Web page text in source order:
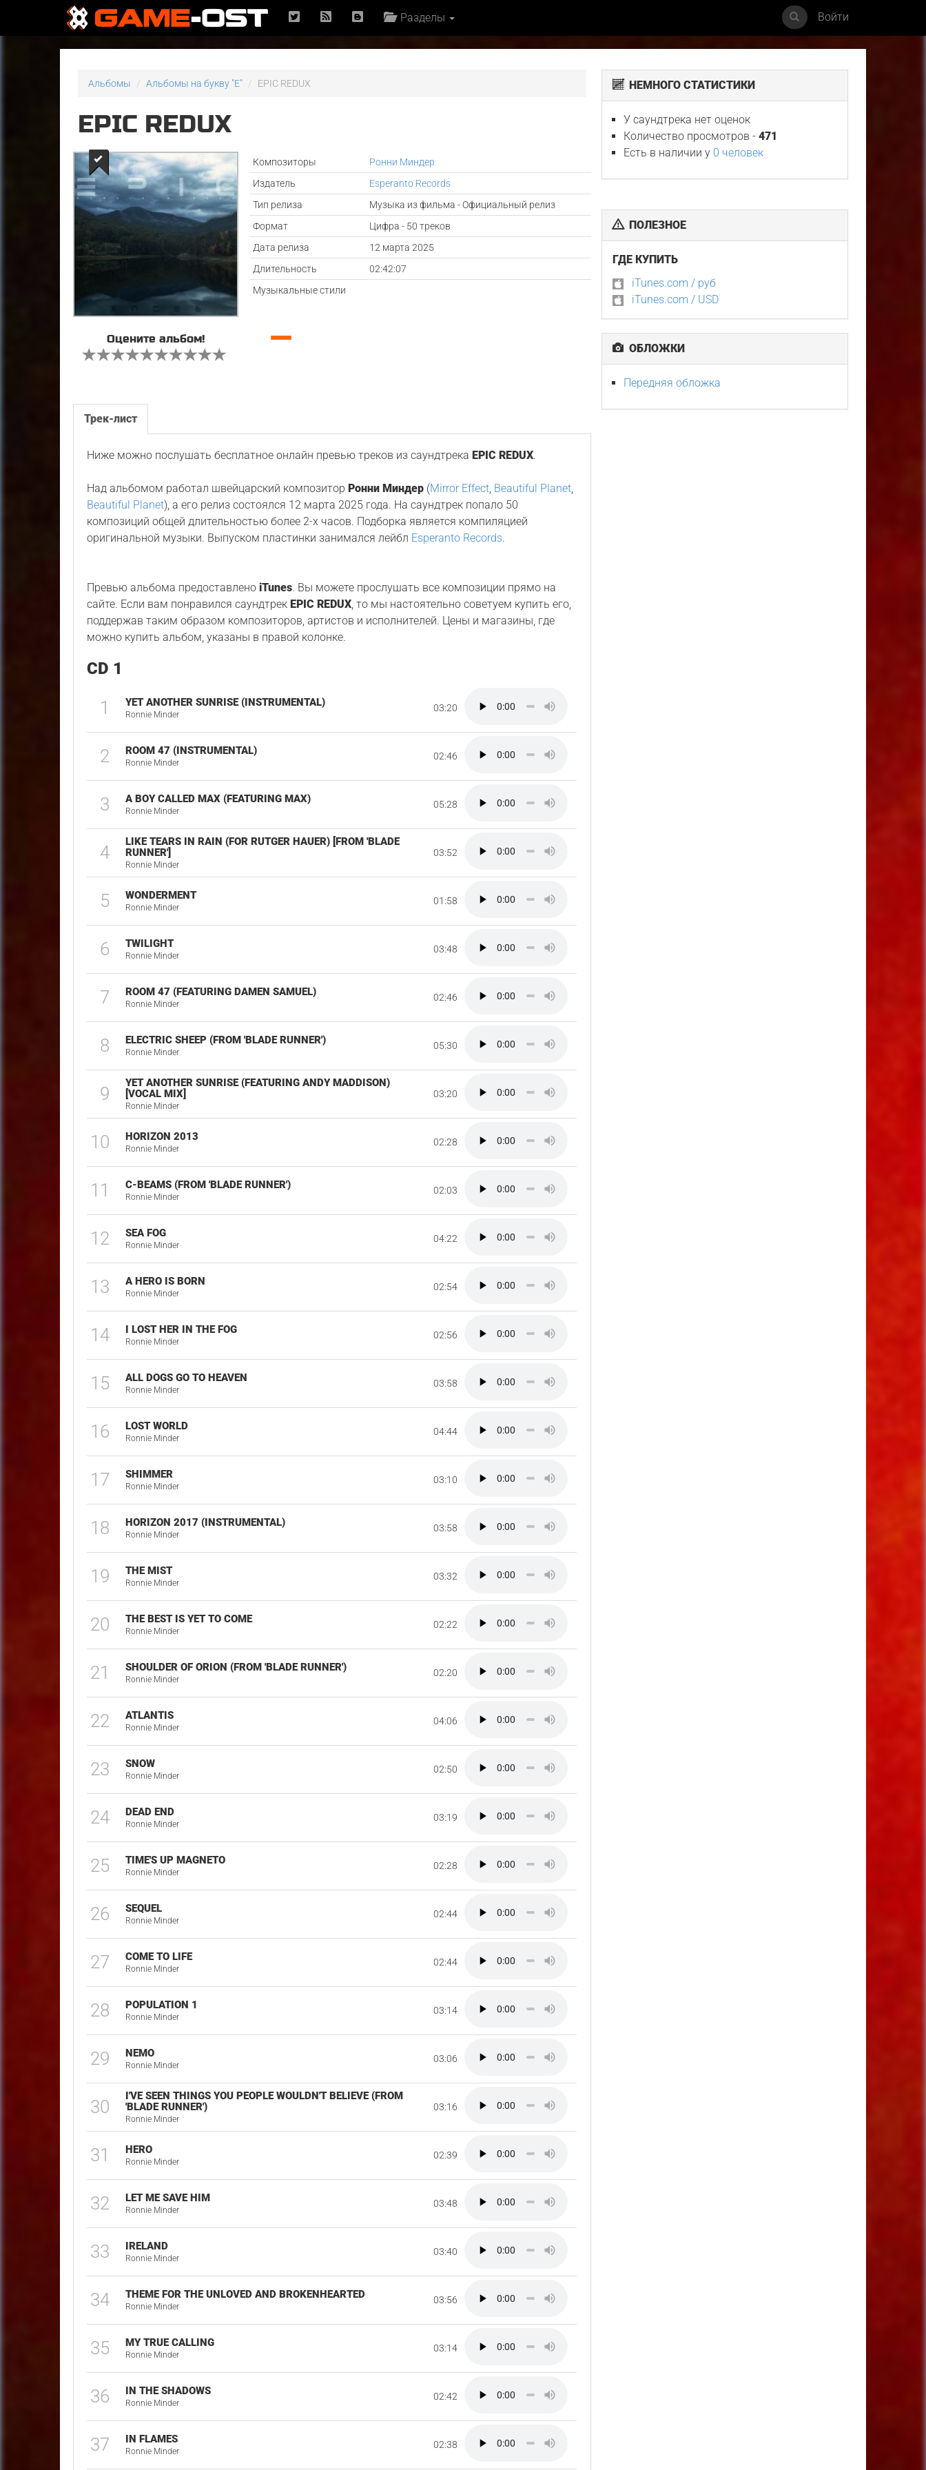
Разделы Войти
Альбомы Альбомы на букву "E" EPIC REDUX
EPIC REDUX
Композиторы
Ронни Миндер
Издатель
Esperanto Records
Тип релиза
Музыка из фильма - Официальный релиз
Формат
Цифра - 50 треков
Дата релиза
12 марта 2025
Длительность
02:42:07
Музыкальные стили
Оцените альбом! —
Трек-лист
Ниже можно послушать бесплатное онлайн превью треков из саундтрека EPIC REDUX.
Над альбомом работал швейцарский композитор Ронни Миндер (Mirror Effect, Beautiful Planet,
Beautiful Planet), а его релиз состоялся 12 марта 2025 года. На саундтрек попало 50
композиций общей длительностью более 2-х часов. Подборка является компиляцией
оригинальной музыки. Выпуском пластинки занимался лейбл Esperanto Records.
Превью альбома предоставленоiTunes. Вы можете прослушать все композиции прямо на
сайте. Если вам понравился саундтрек EPIC REDUX, то мы настоятельно советуем купить его,
поддержав таким образом композиторов, артистов и исполнителей. Цены и магазины, где
можно купить альбом, указаны в правой колонке.
CD 1
1 YET ANOTHER SUNRISE (INSTRUMENTAL)
Ronnie Minder
03:20
2 ROOM 47 (INSTRUMENTAL)
Ronnie Minder
02:46
3 A BOY CALLED MAX (FEATURING MAX)
Ronnie Minder
05:28
4
LIKE TEARS IN RAIN (FOR RUTGER HAUER) [FROM 'BLADE
RUNNER']
Ronnie Minder
03:52
5 WONDERMENT
Ronnie Minder
01:58
6 TWILIGHT
Ronnie Minder
03:48
7 ROOM 47 (FEATURING DAMEN SAMUEL)
Ronnie Minder
02:46
8 ELECTRIC SHEEP (FROM 'BLADE RUNNER')
Ronnie Minder
05:30
9
YET ANOTHER SUNRISE (FEATURING ANDY MADDISON)
[VOCAL MIX]
Ronnie Minder
03:20
10 HORIZON 2013
Ronnie Minder
02:28
11 C-BEAMS (FROM 'BLADE RUNNER')
Ronnie Minder
02:03
12 SEA FOG
Ronnie Minder
04:22
13 A HERO IS BORN
Ronnie Minder
02:54
14 I LOST HER IN THE FOG
Ronnie Minder
02:56
15 ALL DOGS GO TO HEAVEN
Ronnie Minder
03:58
16 LOST WORLD
Ronnie Minder
04:44
17 SHIMMER
Ronnie Minder
03:10
18 HORIZON 2017 (INSTRUMENTAL)
Ronnie Minder
03:58
19 THE MIST
Ronnie Minder
03:32
20 THE BEST IS YET TO COME
Ronnie Minder
02:22
21 SHOULDER OF ORION (FROM 'BLADE RUNNER')
Ronnie Minder
02:20
22 ATLANTIS
Ronnie Minder
04:06
23 SNOW
Ronnie Minder
02:50
24 DEAD END
Ronnie Minder
03:19
25 TIME'S UP MAGNETO
Ronnie Minder
02:28
26 SEQUEL
Ronnie Minder
02:44
27 COME TO LIFE
Ronnie Minder
02:44
28 POPULATION 1
Ronnie Minder
03:14
29 NEMO
Ronnie Minder
03:06
30
I'VE SEEN THINGS YOU PEOPLE WOULDN'T BELIEVE (FROM
'BLADE RUNNER')
Ronnie Minder
03:16
31 HERO
Ronnie Minder
02:39
32 LET ME SAVE HIM
Ronnie Minder
03:48
33 IRELAND
Ronnie Minder
03:40
34 THEME FOR THE UNLOVED AND BROKENHEARTED
Ronnie Minder
03:56
35 MY TRUE CALLING
Ronnie Minder
03:14
36 IN THE SHADOWS
Ronnie Minder
02:42
37 IN FLAMES
Ronnie Minder
02:38
НЕМНОГО СТАТИСТИКИ
У саундтрека нет оценок
Количество просмотров -471
Есть в наличии у 0 человек
ПОЛЕЗНОЕ
ГДЕ КУПИТЬ
iTunes.com / руб
iTunes.com / USD
ОБЛОЖКИ
Передняя обложка